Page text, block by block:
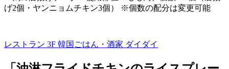
げ2個・ヤンニョムチキン3個） ※個数の配分は変更可能
レストラン 3F 韓国ごはん・酒家 ダイダイ